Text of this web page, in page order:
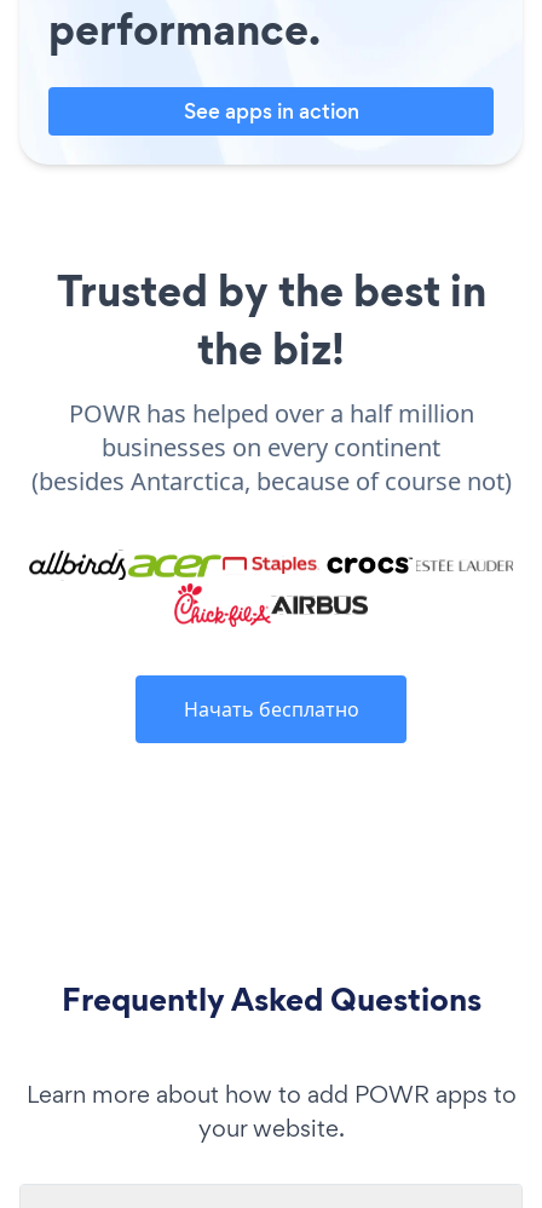
performance.
See apps in action
Trusted by the best in
the biz!
POWR has helped over a half million
businesses on every continent
(besides Antarctica, because of course not)
Начать бесплатно
Frequently Asked Questions
Learn more about how to add POWR apps to
your website.